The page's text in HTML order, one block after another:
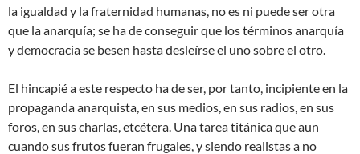
la igualdad y la fraternidad humanas, no es ni puede ser otra
que la anarquía; se ha de conseguir que los términos anarquía
y democracia se besen hasta desleírse el uno sobre el otro.
El hincapié a este respecto ha de ser, por tanto, incipiente en la
propaganda anarquista, en sus medios, en sus radios, en sus
foros, en sus charlas, etcétera. Una tarea titánica que aun
cuando sus frutos fueran frugales, y siendo realistas a no